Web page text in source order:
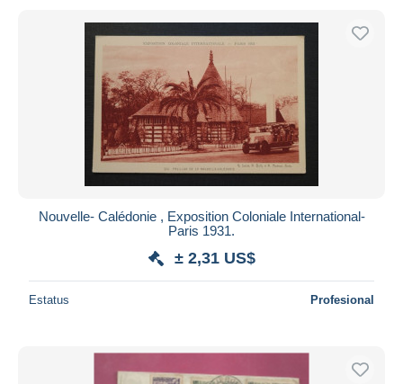
Nouvelle- Calédonie , Exposition Coloniale International-
Paris 1931.
± 2,31 US$
Estatus Profesional